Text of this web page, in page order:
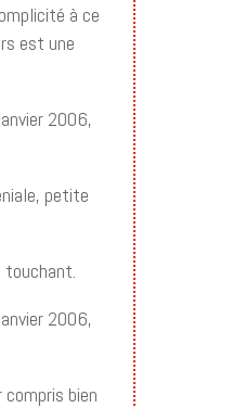
à ce
est une
2006,
petite
touchant.
2006,
compris bien